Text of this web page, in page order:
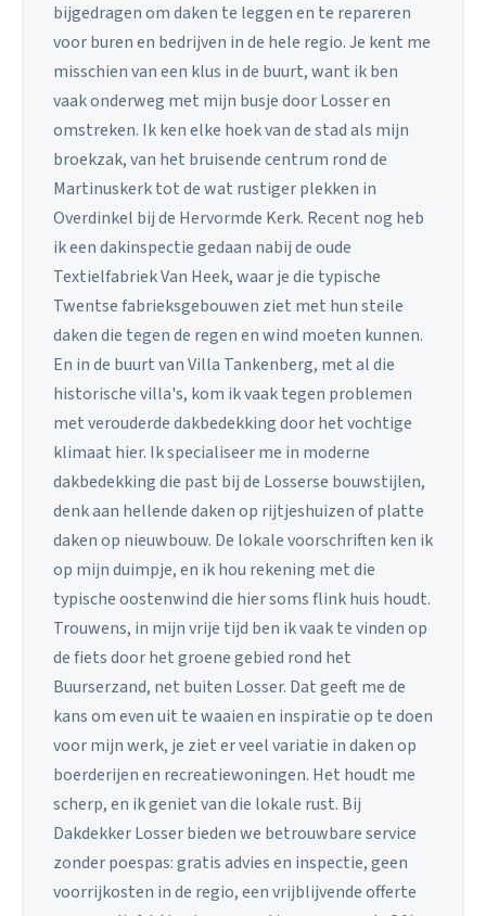
bijgedragen om daken te leggen en te repareren
voor buren en bedrijven in de hele regio. Je kent me
misschien van een klus in de buurt, want ik ben
vaak onderweg met mijn busje door Losser en
omstreken. Ik ken elke hoek van de stad als mijn
broekzak, van het bruisende centrum rond de
Martinuskerk tot de wat rustiger plekken in
Overdinkel bij de Hervormde Kerk. Recent nog heb
ik een dakinspectie gedaan nabij de oude
Textielfabriek Van Heek, waar je die typische
Twentse fabrieksgebouwen ziet met hun steile
daken die tegen de regen en wind moeten kunnen.
En in de buurt van Villa Tankenberg, met al die
historische villa's, kom ik vaak tegen problemen
met verouderde dakbedekking door het vochtige
klimaat hier. Ik specialiseer me in moderne
dakbedekking die past bij de Losserse bouwstijlen,
denk aan hellende daken op rijtjeshuizen of platte
daken op nieuwbouw. De lokale voorschriften ken ik
op mijn duimpje, en ik hou rekening met die
typische oostenwind die hier soms flink huis houdt.
Trouwens, in mijn vrije tijd ben ik vaak te vinden op
de fiets door het groene gebied rond het
Buurserzand, net buiten Losser. Dat geeft me de
kans om even uit te waaien en inspiratie op te doen
voor mijn werk, je ziet er veel variatie in daken op
boerderijen en recreatiewoningen. Het houdt me
scherp, en ik geniet van die lokale rust. Bij
Dakdekker Losser bieden we betrouwbare service
zonder poespas: gratis advies en inspectie, geen
voorrijkosten in de regio, een vrijblijvende offerte